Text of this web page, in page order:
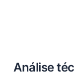
Análise